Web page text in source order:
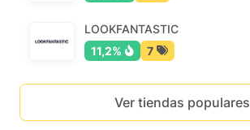
LOOKFANTASTIC
11,2%
7
Ver tiendas populares